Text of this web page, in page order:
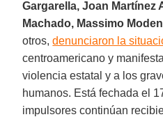
Gargarella, Joan Martínez
Machado, Massimo
otros,denunciaron la
centroamericano y
violencia estatal y a los
humanos. Está fechada el
impulsores continúan